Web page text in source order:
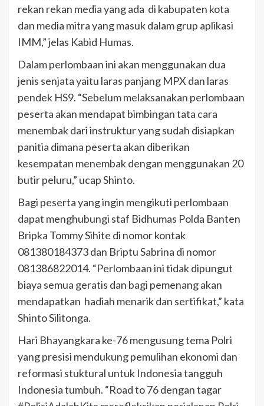
rekan rekan media yang ada di kabupaten kota
dan media mitra yang masuk dalam grup aplikasi
IMM,” jelas Kabid Humas.
Dalam perlombaan ini akan menggunakan dua
jenis senjata yaitu laras panjang MPX dan laras
pendek HS9. “Sebelum melaksanakan perlombaan
peserta akan mendapat bimbingan tata cara
menembak dari instruktur yang sudah disiapkan
panitia dimana peserta akan diberikan
kesempatan menembak dengan menggunakan 20
butir peluru,” ucap Shinto.
Bagi peserta yang ingin mengikuti perlombaan
dapat menghubungi staf Bidhumas Polda Banten
Bripka Tommy Sihite di nomor kontak
081380184373 dan Briptu Sabrina di nomor
081386822014. “Perlombaan ini tidak dipungut
biaya semua geratis dan bagi pemenang akan
mendapatkan hadiah menarik dan sertifikat,” kata
Shinto Silitonga.
Hari Bhayangkara ke-76 mengusung tema Polri
yang presisi mendukung pemulihan ekonomi dan
reformasi stuktural untuk Indonesia tangguh
Indonesia tumbuh. “Road to 76 dengan tagar